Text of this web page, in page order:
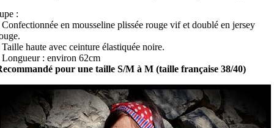
:
Confectionnée en mousseline plissée rouge vif et doublé en jersey
Taille haute avec ceinture élastiquée noire.
Longueur : environ 62cm
pour une taille S/M à M (taille française 38/40)